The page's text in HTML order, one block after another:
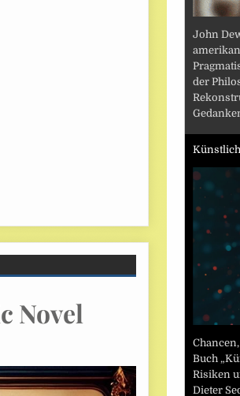
John
der
Buch
Risiken
Dieter